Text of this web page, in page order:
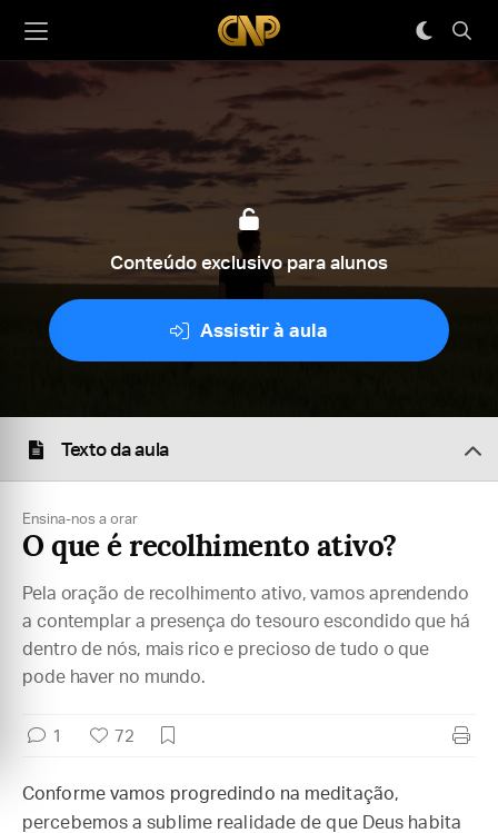
Conteúdo exclusivo para alunos
Assistir à aula
Texto da aula
Ensina-nos a orar
O que é recolhimento ativo?
Pela oração de recolhimento ativo, vamos aprendendo
a contemplar a presença do tesouro escondido que há
dentro de nós, mais rico e precioso de tudo o que
pode haver no mundo.
1 72
Conforme vamos progredindo na meditação,
percebemos a sublime realidade de que Deus habita